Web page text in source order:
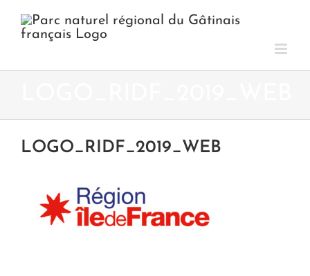
contenu
LOGO_RIDF_2019_WEB